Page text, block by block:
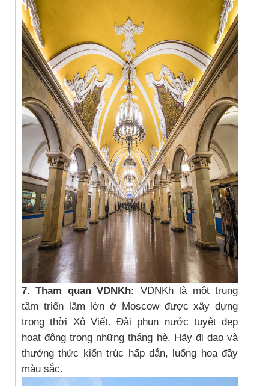
7. Tham quan VDNKh: VDNKh là một trung
tâm triển lãm lớn ở Moscow được xây dựng
trong thời Xô Viết. Đài phun nước tuyệt đẹp
hoạt động trong những tháng hè. Hãy đi dạo và
thưởng thức kiến trúc hấp dẫn, luống hoa đầy
màu sắc.